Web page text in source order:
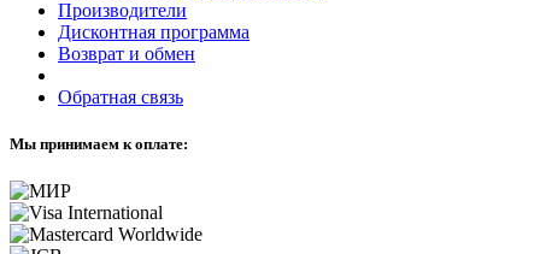
Производители
Дисконтная программа
Возврат и обмен
Обратная связь
Мы принимаем к оплате: